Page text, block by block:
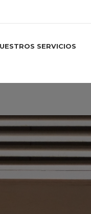
SERVICIOS